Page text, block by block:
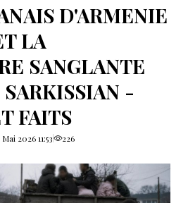
D'ARMENIE
LA
SANGLANTE
-
FAITS
Mai 2026 11:53 226